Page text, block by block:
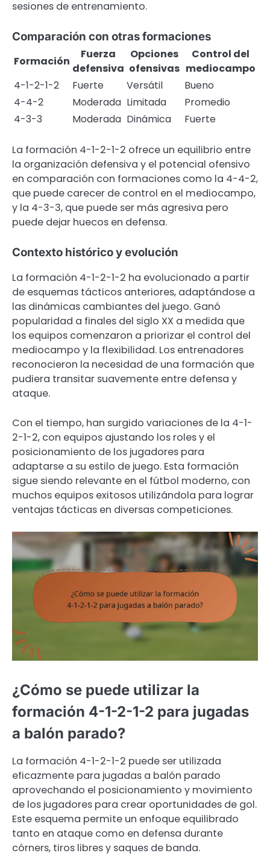
sesiones de entrenamiento.
Comparación con otras formaciones
Formación
Fuerza
defensiva
Opciones
ofensivas
Control del
mediocampo
4-1-2-1-2
Fuerte Versátil
Bueno
4-4-2
Moderada Limitada
Promedio
4-3-3
Moderada Dinámica Fuerte
La formación 4-1-2-1-2 ofrece un equilibrio entre
la organización defensiva y el potencial ofensivo
en comparación con formaciones como la 4-4-2,
que puede carecer de control en el mediocampo,
y la 4-3-3, que puede ser más agresiva pero
puede dejar huecos en defensa.
Contexto histórico y evolución
La formación 4-1-2-1-2 ha evolucionado a partir
de esquemas tácticos anteriores, adaptándose a
las dinámicas cambiantes del juego. Ganó
popularidad a finales del siglo XX a medida que
los equipos comenzaron a priorizar el control del
mediocampo y la flexibilidad. Los entrenadores
reconocieron la necesidad de una formación que
pudiera transitar suavemente entre defensa y
ataque.
Con el tiempo, han surgido variaciones de la 4-1-
2-1-2, con equipos ajustando los roles y el
posicionamiento de los jugadores para
adaptarse a su estilo de juego. Esta formación
sigue siendo relevante en el fútbol moderno, con
muchos equipos exitosos utilizándola para lograr
ventajas tácticas en diversas competiciones.
¿Cómo se puede utilizar la
formación 4-1-2-1-2 para jugadas
a balón parado?
La formación 4-1-2-1-2 puede ser utilizada
eficazmente para jugadas a balón parado
aprovechando el posicionamiento y movimiento
de los jugadores para crear oportunidades de gol.
Este esquema permite un enfoque equilibrado
tanto en ataque como en defensa durante
córners, tiros libres y saques de banda.